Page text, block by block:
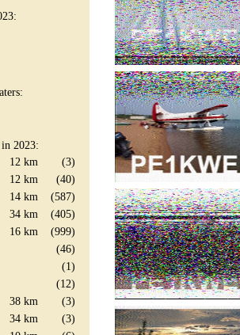
2023:
12 km
(3)
12 km
(40)
14 km
(587)
34 km
(405)
16 km
(999)
(46)
(1)
(12)
38 km
(3)
34 km
(3)